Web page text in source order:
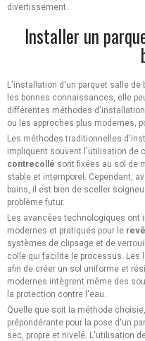
divertissement.
Installer un
L'installation d'un parquet salle de
les bonnes connaissances, elle
différentes méthodes
ou les approches plus modernes,
Les méthodes traditionnelles
impliquent souvent l'utilisation de
contrecollé sont fixées au sol de
stable et intemporel. Cependant,
bains, il est bien de sceller
problème futur.
Les avancées technologiques
modernes et pratiques pour le
systèmes de clipsage et de
colle qui facilite le processus.
afin de créer un sol uniforme et
modernes intègrent même des
la protection contre l'eau.
Quelle que soit la méthode
prépondérante pour la pose d'un
sec, propre et nivelé. L'utilisation